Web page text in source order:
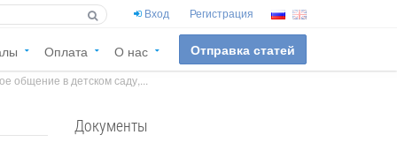
Вход Регистрация
Оплата О нас Отправка статей
общение в детском саду,...
Документы